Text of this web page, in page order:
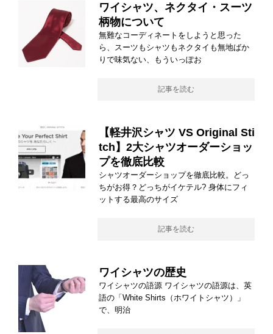
ワイシャツ、ネクタイ・スーツ
柄物について
無難なコーディネートをしようと思った
ら、スーツもシャツもネクタイも無地ばか
りで味気ない、もういっぽお
記事を読む
【軽井沢シャツ VS Original Sti
tch】2大シャツオーダーショッ
プを徹底比較
シャツオーダーショップを徹底比較。どっ
ちがお得？どっちがイケテル? 身体にフィ
ットする最高のサイズ
記事を読む
ワイシャツの歴史
ワイシャツの語源 ワイシャツの語源は、英
語の「White Shirts（ホワイトシャツ）」
で、明治